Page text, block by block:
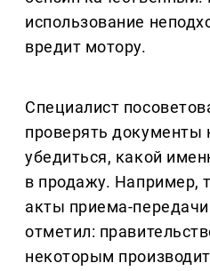
использование
вредит мотору.
Специалист
проверять документы
убедиться, какой
в продажу. Например,
акты приема-
отметил:
некоторым